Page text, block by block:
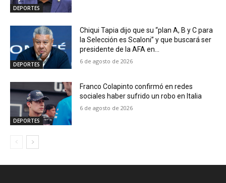
DEPORTES
DEPORTES
Chiqui Tapia dijo que su “plan A, B y C para
la Selección es Scaloni” y que buscará ser
presidente de la AFA en...
6 de agosto de 2026
DEPORTES
Franco Colapinto confirmó en redes
sociales haber sufrido un robo en Italia
6 de agosto de 2026